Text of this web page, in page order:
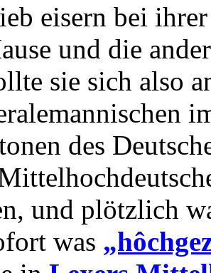
eisern bei
und die
sie sich also
des
und plötzlich
was